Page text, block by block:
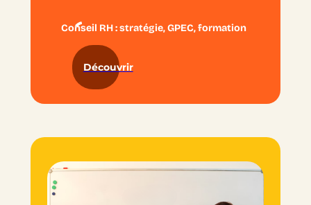
Conseil RH : stratégie, GPEC, formation
Découvrir